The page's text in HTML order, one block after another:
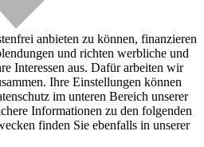
anbieten zu können, finanzieren
und richten werbliche und
Interessen aus. Dafür arbeiten wir
Ihre Einstellungen können
im unteren Bereich unserer
Informationen zu den folgenden
finden Sie ebenfalls in unserer